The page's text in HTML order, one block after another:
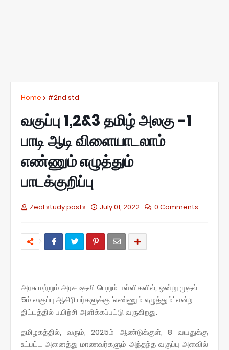
Home #2nd std
வகுப்பு 1,2&3 தமிழ் அலகு -1
பாடி ஆடி விளையாடலாம்
எண்ணும் எழுத்தும்
பாடக்குறிப்பு
Zeal study posts July 01, 2022 0 Comments
அரசு மற்றும் அரசு உதவி பெறும் பள்ளிகளில், ஒன்று முதல்
5ம் வகுப்பு ஆசிரியர்களுக்கு 'எண்ணும் எழுத்தும்' என்ற
திட்டத்தில் பயிற்சி அளிக்கப்பட்டு வருகிறது.
தமிழகத்தில், வரும், 2025ம் ஆண்டுக்குள், 8 வயதுக்கு
உட்பட்ட அனைத்து மாணவர்களும் அந்தந்த வகுப்பு அளவில்